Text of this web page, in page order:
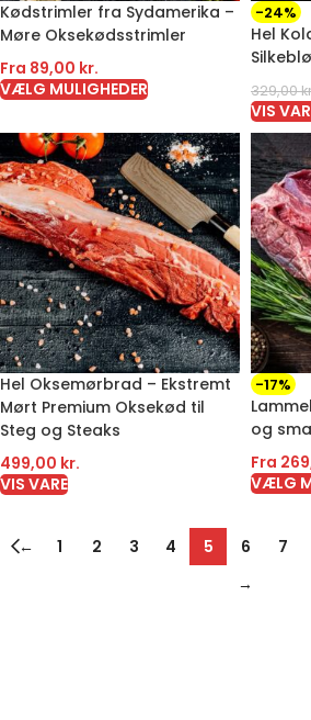
Kødstrimler fra Sydamerika –
Møre Oksekødsstrimler
Fra 89,00 kr.
VÆLG MULIGHEDER
-24%
Hel
329,00
VIS
Hel Oksemørbrad – Ekstremt
Mørt Premium Oksekød til
Steg og Steaks
499,00 kr.
VIS VARE
-17%
og
Fra
VÆLG
← 1 2 3 4 5 6 7
→